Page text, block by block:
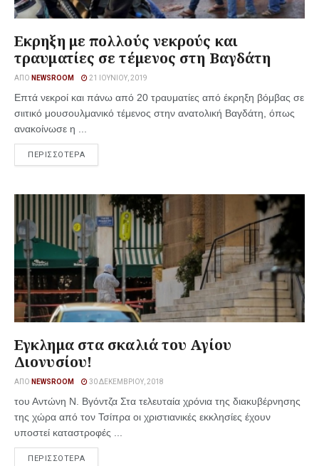
Εκρηξη με πολλούς νεκρούς και
τραυματίες σε τέμενος στη Βαγδάτη
ΑΠΌ NEWSROOM 21 ΙΟΥΝΊΟΥ, 2019
Eπτά νεκροί και πάνω από 20 τραυματίες από έκρηξη βόμβας σε
σιιτικό μουσουλμανικό τέμενος στην ανατολική Βαγδάτη, όπως
ανακοίνωσε η ...
ΠΕΡΙΣΣΟΤΕΡΑ
Εγκλημα στα σκαλιά του Αγίου
Διονυσίου!
ΑΠΌ NEWSROOM 30 ΔΕΚΕΜΒΡΊΟΥ, 2018
του Αντώνη Ν. Βγόντζα Στα τελευταία χρόνια της διακυβέρνησης
της χώρα από τον Τσίπρα οι χριστιανικές εκκλησίες έχουν
υποστεί καταστροφές ...
ΠΕΡΙΣΣΟΤΕΡΑ